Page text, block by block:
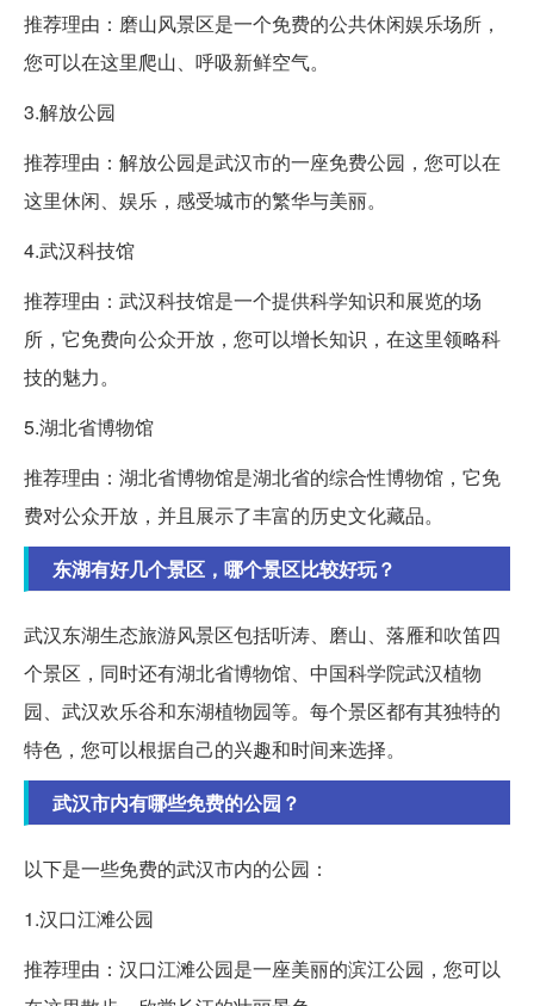
推荐理由：磨山风景区是一个免费的公共休闲娱乐场所，
您可以在这里爬山、呼吸新鲜空气。
3.解放公园
推荐理由：解放公园是武汉市的一座免费公园，您可以在
这里休闲、娱乐，感受城市的繁华与美丽。
4.武汉科技馆
推荐理由：武汉科技馆是一个提供科学知识和展览的场
所，它免费向公众开放，您可以增长知识，在这里领略科
技的魅力。
5.湖北省博物馆
推荐理由：湖北省博物馆是湖北省的综合性博物馆，它免
费对公众开放，并且展示了丰富的历史文化藏品。
东湖有好几个景区，哪个景区比较好玩？
武汉东湖生态旅游风景区包括听涛、磨山、落雁和吹笛四
个景区，同时还有湖北省博物馆、中国科学院武汉植物
园、武汉欢乐谷和东湖植物园等。每个景区都有其独特的
特色，您可以根据自己的兴趣和时间来选择。
武汉市内有哪些免费的公园？
以下是一些免费的武汉市内的公园：
1.汉口江滩公园
推荐理由：汉口江滩公园是一座美丽的滨江公园，您可以